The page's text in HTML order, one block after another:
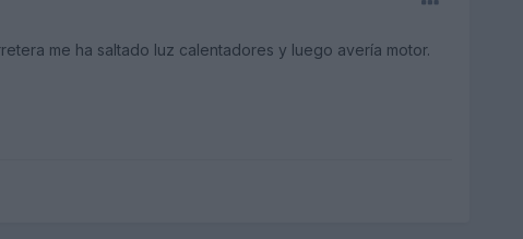
me ha saltado luz calentadores y luego avería motor.